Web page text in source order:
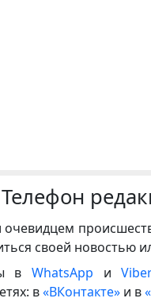
Телефон
очевидцем
своей новостью
в WhatsApp и
в«ВКонтакте» и в